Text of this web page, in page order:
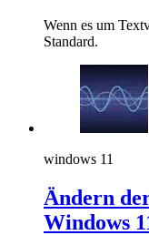
Wenn es um
Standard.
windows 11
Ändern
Windows